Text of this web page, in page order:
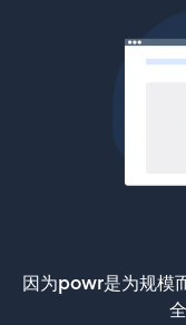
因为powr是为规模